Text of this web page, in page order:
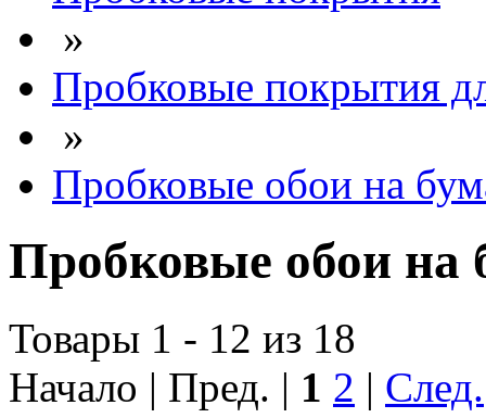
»
Пробковые покрытия
»
Пробковые обои на
Пробковые обои на
Товары 1 - 12 из 18
Начало | Пред. | 1 2 | След.